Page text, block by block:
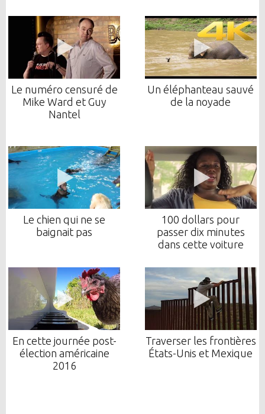
Le numéro censuré de
Mike Ward et Guy
Nantel
Un éléphanteau sauvé
de la noyade
Le chien qui ne se
baignait pas
100 dollars pour
passer dix minutes
dans cette voiture
En cette journée post-
élection américaine
2016
Traverser les frontières
États-Unis et Mexique